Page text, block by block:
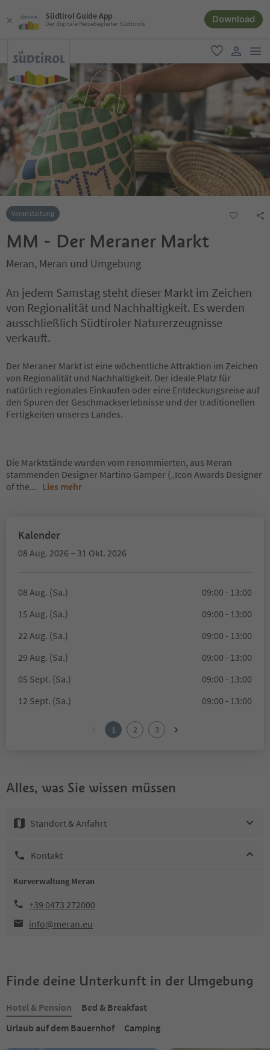
Südtirol Guide App
Der digitale Reisebegleiter Südtirols Download
favorit
user link
Veranstaltung
MM - Der Meraner Markt
Meran, Meran und Umgebung
An jedem Samstag steht dieser Markt im Zeichen
von Regionalität und Nachhaltigkeit. Es werden
ausschließlich Südtiroler Naturerzeugnisse
verkauft.
Der Meraner Markt ist eine wöchentliche Attraktion im Zeichen
von Regionalität und Nachhaltigkeit. Der ideale Platz für
natürlich regionales Einkaufen oder eine Entdeckungsreise auf
den Spuren der Geschmackserlebnisse und der traditionellen
Fertigkeiten unseres Landes.
Die Marktstände wurden vom renommierten, aus Meran
stammenden Designer Martino Gamper („Icon Awards Designer
of the... Lies mehr
Kalender
08 Aug. 2026 – 31 Okt. 2026
08 Aug. (Sa.)
09:00 - 13:00
15 Aug. (Sa.)
09:00 - 13:00
22 Aug. (Sa.)
09:00 - 13:00
29 Aug. (Sa.)
09:00 - 13:00
05 Sept. (Sa.)
09:00 - 13:00
12 Sept. (Sa.)
09:00 - 13:00
1 2 3
Alles, was Sie wissen müssen
Standort & Anfahrt
Kontakt
Kurverwaltung Meran
+39 0473 272000
info@meran.eu
Finde deine Unterkunft in der Umgebung
Hotel & Pension
Bed & Breakfast
Urlaub auf dem Bauernhof
Camping